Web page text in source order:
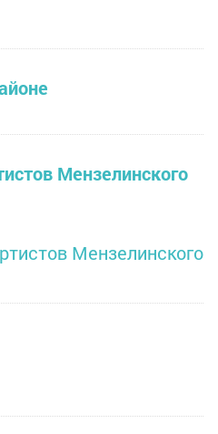
Мензелинского